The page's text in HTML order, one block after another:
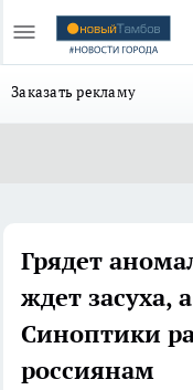
Заказать рекламу
Грядет
ждет засуха,
Синоптики
россиянам